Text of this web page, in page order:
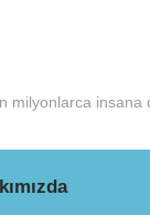
milyonlarca insana